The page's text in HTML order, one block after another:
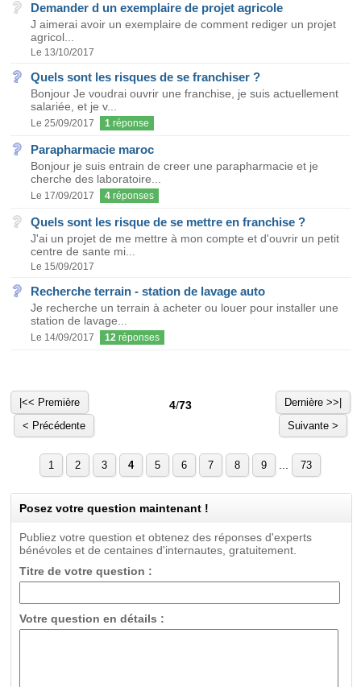
Demander d un exemplaire de projet agricole
J aimerai avoir un exemplaire de comment rediger un projet
agricol...
Le 13/10/2017
Quels sont les risques de se franchiser ?
Bonjour Je voudrai ouvrir une franchise, je suis actuellement
salariée, et je v...
Le 25/09/2017 1 réponse
Parapharmacie maroc
Bonjour je suis entrain de creer une parapharmacie et je
cherche des laboratoire...
Le 17/09/2017 4 réponses
Quels sont les risque de se mettre en franchise ?
J'ai un projet de me mettre à mon compte et d'ouvrir un petit
centre de sante mi...
Le 15/09/2017
Recherche terrain - station de lavage auto
Je recherche un terrain à acheter ou louer pour installer une
station de lavage...
Le 14/09/2017 12 réponses
|<< Première
< Précédente
4/73
Dernière >>|
Suivante >
1 2 3 4 5 6 7 8 9 73
Posez votre question maintenant !
Publiez votre question et obtenez des réponses d'experts
bénévoles et de centaines d'internautes, gratuitement.
Titre de votre question :
Votre question en détails :